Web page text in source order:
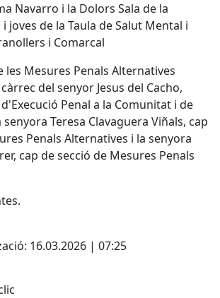
Navarro i la Dolors Sala de la
joves de la Taula de Salut Mental i
i Comarcal
les Mesures Penals Alternatives
del senyor Jesus del Cacho,
Penal a la Comunitat i de
senyora Teresa Clavaguera Viñals, cap
Penals Alternatives i la senyora
cap de secció de Mesures Penals
16.03.2026 | 07:25